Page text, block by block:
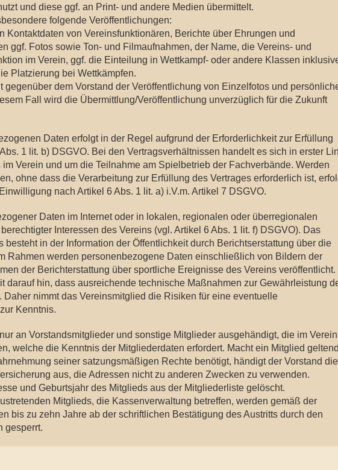
und diese ggf. an Print- und andere Medien übermittelt.
folgende Veröffentlichungen:
Kontaktdaten von Vereinsfunktionären, Berichte über Ehrungen und
ggf. Fotos sowie Ton- und Filmaufnahmen, der Name, die Vereins- und
im Verein, ggf. die Einteilung in Wettkampf- oder andere Klassen
Platzierung bei Wettkämpfen.
gegenüber dem Vorstand der Veröffentlichung von Einzelfotos und
Fall wird die Übermittlung/Veröffentlichung unverzüglich für die Zukunft
Daten erfolgt in der Regel aufgrund der Erforderlichkeit zur Erfüllung
1 lit. b) DSGVO. Bei den Vertragsverhältnissen handelt es sich in erster
Verein und um die Teilnahme am Spielbetrieb der Fachverbände. Werden
ohne dass die Verarbeitung zur Erfüllung des Vertrages erforderlich ist,
nach Artikel 6 Abs. 1 lit. a) i.V.m. Artikel 7 DSGVO.
Daten im Internet oder in lokalen, regionalen oder überregionalen
Interessen des Vereins (vgl. Artikel 6 Abs. 1 lit. f) DSGVO). Das
besteht in der Information der Öffentlichkeit durch Berichtserstattung über die
Rahmen werden personenbezogene Daten einschließlich von Bildern der
der Berichterstattung über sportliche Ereignisse des Vereins veröffentlicht.
darauf hin, dass ausreichende technische Maßnahmen zur Gewährleistung
Daher nimmt das Vereinsmitglied die Risiken für eine eventuelle
Kenntnis.
an Vorstandsmitglieder und sonstige Mitglieder ausgehändigt, die im Verein
welche die Kenntnis der Mitgliederdaten erfordert. Macht ein Mitglied
seiner satzungsmäßigen Rechte benötigt, händigt der Vorstand die
aus, die Adressen nicht zu anderen Zwecken zu verwenden.
und Geburtsjahr des Mitglieds aus der Mitgliederliste gelöscht.
Mitglieds, die Kassenverwaltung betreffen, werden gemäß der
bis zu zehn Jahre ab der schriftlichen Bestätigung des Austritts durch den
gesperrt.